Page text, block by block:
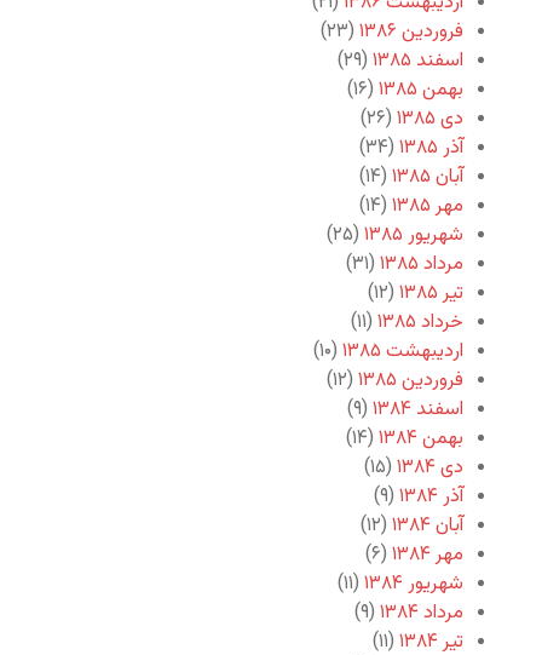
فروردین ۱۳۸۶
(۲۳)
اسفند ۱۳۸۵
(۲۹)
بهمن ۱۳۸۵
(۱۶)
دی ۱۳۸۵
(۲۶)
آذر ۱۳۸۵
(۳۴)
آبان ۱۳۸۵
(۱۴)
مهر ۱۳۸۵
(۱۴)
شهریور ۱۳۸۵
(۲۵)
مرداد ۱۳۸۵
(۳۱)
تیر ۱۳۸۵
(۱۲)
خرداد ۱۳۸۵
(۱۱)
اردیبهشت ۱۳۸۵
(۱۰)
فروردین ۱۳۸۵
(۱۲)
اسفند ۱۳۸۴
(۹)
بهمن ۱۳۸۴
(۱۴)
دی ۱۳۸۴
(۱۵)
آذر ۱۳۸۴
(۹)
آبان ۱۳۸۴
(۱۲)
مهر ۱۳۸۴
(۶)
شهریور ۱۳۸۴
(۱۱)
مرداد ۱۳۸۴
(۹)
تیر ۱۳۸۴
(۱۱)